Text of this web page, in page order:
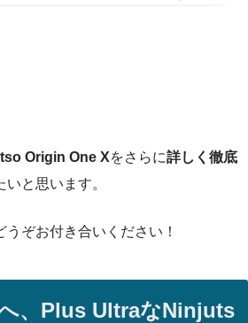
Origin One Xをさらに詳しく徹底
いと思います。
ぞお付き合いください！
、Plus UltraなNinjuts